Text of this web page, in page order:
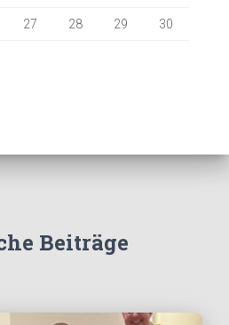
27 28 29 30
Beiträge